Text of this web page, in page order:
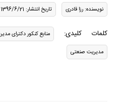
نویسنده: رزا قادری تاریخ انتشار: 1396/6/21
کلمات کلیدی: منابع کنکور دکترای
مدیریت صنعتی